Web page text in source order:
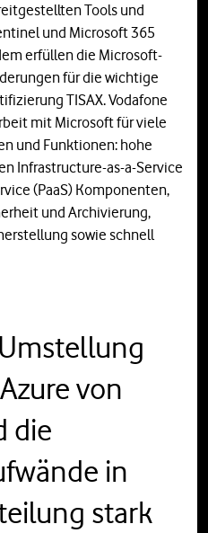
Tools und
und Microsoft 365
erfüllen die Microsoft-
für die wichtige
TISAX. Vodafone
mit Microsoft für viele
und Funktionen: hohe
Infrastructure-as-a-Service
(PaaS) Komponenten,
und Archivierung,
sowie schnell
von
die
in
stark